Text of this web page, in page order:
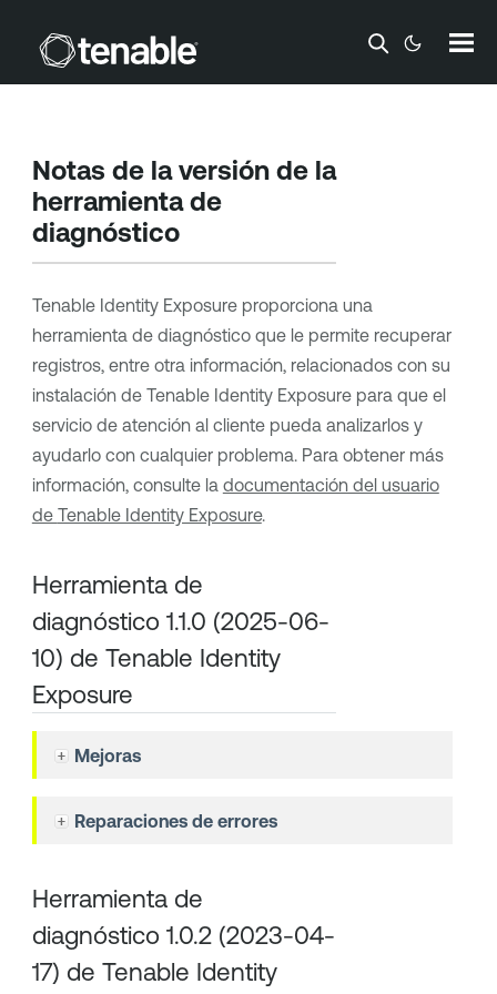
Saltar a contenido principal
Notas de la versión de la
herramienta de
diagnóstico
Tenable Identity Exposureproporciona una
herramienta de diagnóstico que le permite recuperar
registros, entre otra información, relacionados con su
instalación de Tenable Identity Exposurepara que el
servicio de atención al cliente pueda analizarlos y
ayudarlo con cualquier problema. Para obtener más
información, consulte la documentación del usuario
de Tenable Identity Exposure.
Herramienta de
diagnóstico 1.1.0 (2025-06-
10) de Tenable Identity
Exposure
Mejoras
Reparaciones de errores
Herramienta de
diagnóstico 1.0.2 (2023-04-
17) de Tenable Identity